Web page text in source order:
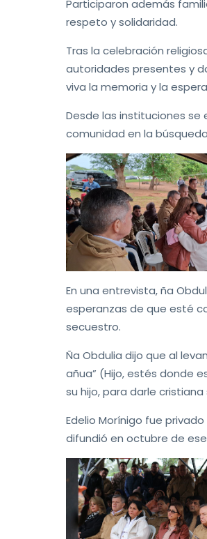
Participaron además
respeto y solidaridad.
Tras la celebración
autoridades presentes y
viva la memoria y la
Desde las instituciones
comunidad en la
En una entrevista, ña
esperanzas de que esté
secuestro.
Ña Obdulia dijo que al
añua” (Hijo, estés donde
su hijo, para darle cristiana
Edelio Morínigo fue
difundió en octubre de